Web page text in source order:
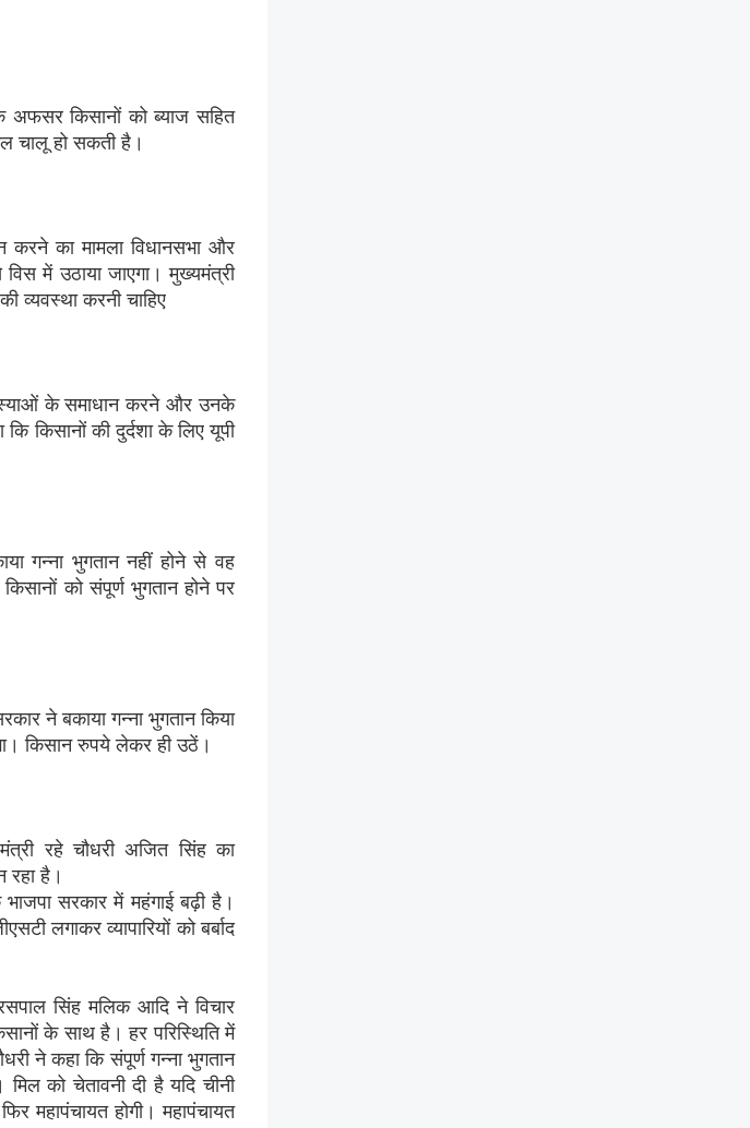
अफसर किसानों को ब्याज सहित
चालू हो सकती है।
करने का मामला विधानसभा और
में उठाया जाएगा। मुख्यमंत्री
व्यवस्था करनी चाहिए
के समाधान करने और उनके
किसानों की दुर्दशा के लिए यूपी
गन्ना भुगतान नहीं होने से वह
को संपूर्ण भुगतान होने पर
ने बकाया गन्ना भुगतान किया
किसान रुपये लेकर ही उठें।
रहे चौधरी अजित सिंह का
रहा है।
सरकार में महंगाई बढ़ी है।
लगाकर व्यापारियों को बर्बाद
सिंह मलिक आदि ने विचार
के साथ है। हर परिस्थिति में
ने कहा कि संपूर्ण गन्ना भुगतान
को चेतावनी दी है यदि चीनी
महापंचायत होगी। महापंचायत